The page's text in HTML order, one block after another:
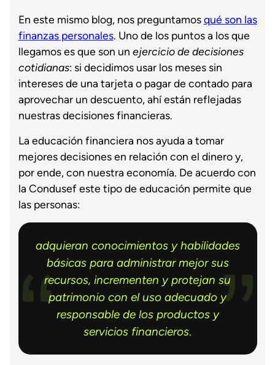
En este mismo blog, nos preguntamosqué son las
finanzas personales. Uno de los puntos a los que
llegamos es que son un ejercicio de decisiones
cotidianas: si decidimos usar los meses sin
intereses de una tarjeta o pagar de contado para
aprovechar un descuento, ahí están reflejadas
nuestras decisiones financieras.
La educación financiera nos ayuda a tomar
mejores decisiones en relación con el dinero y,
por ende, con nuestra economía. De acuerdo con
la Condusef este tipo de educación permite que
las personas:
adquieran conocimientos y habilidades
básicas para administrar mejor sus
recursos, incrementen y protejan su
patrimonio con el uso adecuado y
responsable de los productos y
servicios financieros.